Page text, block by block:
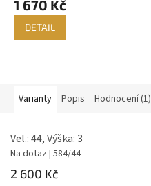
produktu
1 670 Kč
DETAIL
Varianty Popis Hodnocení (1)
Vel.: 44, Výška: 3
Na dotaz | 584/44
2 600 Kč